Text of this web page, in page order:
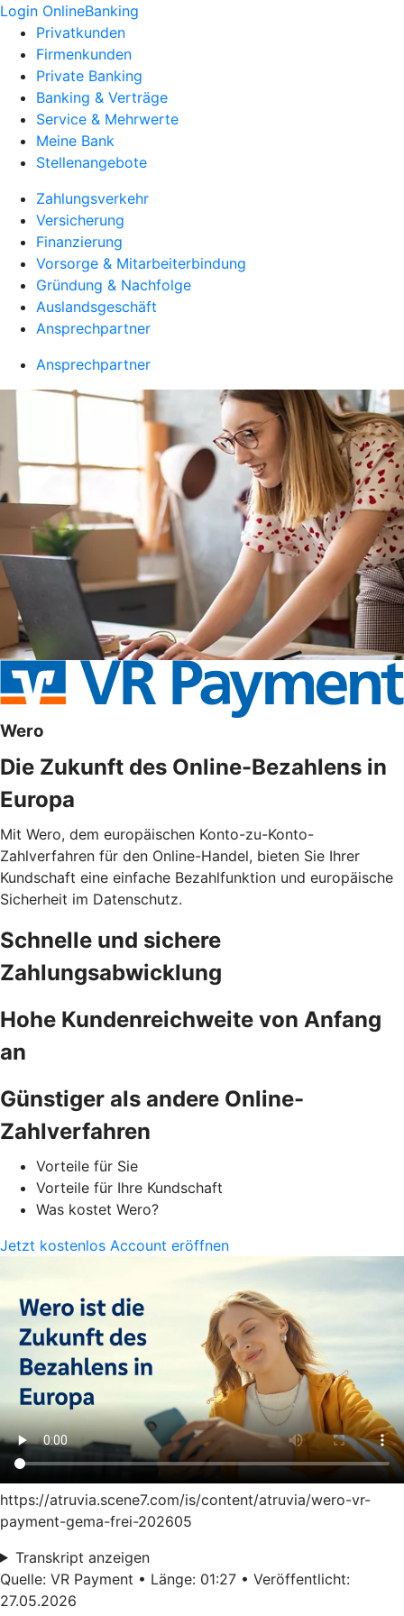
Login OnlineBanking
Privatkunden
Firmenkunden
Private Banking
Banking & Verträge
Service & Mehrwerte
Meine Bank
Stellenangebote
Zahlungsverkehr
Versicherung
Finanzierung
Vorsorge & Mitarbeiterbindung
Gründung & Nachfolge
Auslandsgeschäft
Ansprechpartner
Ansprechpartner
Wero
Die Zukunft des Online-Bezahlens in
Europa
Mit Wero, dem europäischen Konto-zu-Konto-
Zahlverfahren für den Online-Handel, bieten Sie Ihrer
Kundschaft eine einfache Bezahlfunktion und europäische
Sicherheit im Datenschutz.
Schnelle und sichere
Zahlungsabwicklung
Hohe Kundenreichweite von Anfang
an
Günstiger als andere Online-
Zahlverfahren
Vorteile für Sie
Vorteile für Ihre Kundschaft
Was kostet Wero?
Jetzt kostenlos Account eröffnen
https://atruvia.scene7.com/is/content/atruvia/wero-vr-
payment-gema-frei-202605
Transkript anzeigen
Quelle: VR Payment • Länge: 01:27 • Veröffentlicht:
27.05.2026